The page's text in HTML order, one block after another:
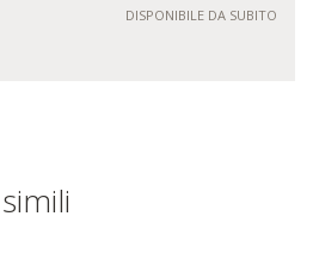
DISPONIBILE DA SUBITO